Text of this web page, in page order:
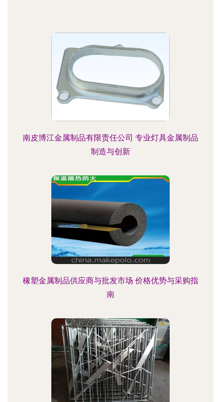
南皮博江金属制品有限责任公司 专业灯具金属制品
制造与创新
橡塑金属制品供应商与批发市场 价格优势与采购指
南